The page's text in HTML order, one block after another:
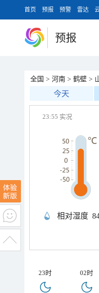
首页 预报 预警 雷达
预报
全国 > 河南 > 鹤壁 >
今天
23:55 实况
相对湿度
23时 02时